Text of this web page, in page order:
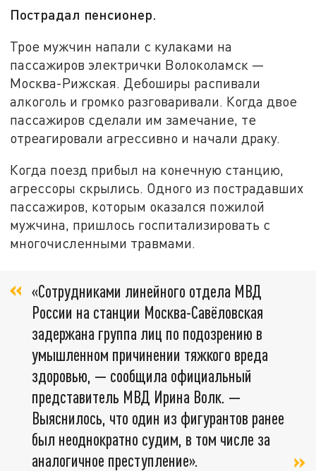
Пострадал пенсионер.
Трое мужчин напали с кулаками на
пассажиров электрички Волоколамск —
Москва-Рижская. Дебоширы распивали
алкоголь и громко разговаривали. Когда двое
пассажиров сделали им замечание, те
отреагировали агрессивно и начали драку.
Когда поезд прибыл на конечную станцию,
агрессоры скрылись. Одного из пострадавших
пассажиров, которым оказался пожилой
мужчина, пришлось госпитализировать с
многочисленными травмами.
«Сотрудниками линейного отдела МВД
России на станции Москва-Савёловская
задержана группа лиц по подозрению в
умышленном причинении тяжкого вреда
здоровью, — сообщила официальный
представитель МВД Ирина Волк. —
Выяснилось, что один из фигурантов ранее
был неоднократно судим, в том числе за
аналогичное преступление».